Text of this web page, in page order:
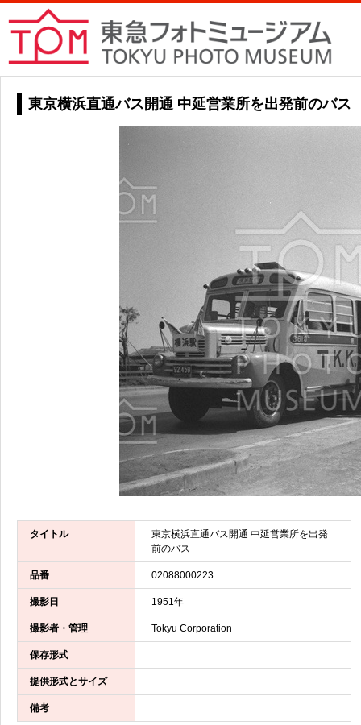
東京横浜直通バス開通 中延営業所を出発前のバス
タイトル
東京横浜直通バス開通 中延営業所を出発
前のバス
品番 02088000223
撮影日 1951年
撮影者・管理 Tokyu Corporation
保存形式
提供形式とサイズ
備考